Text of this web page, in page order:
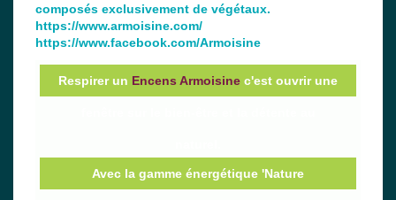
composés exclusivement de végétaux.
https://www.armoisine.com/
https://www.facebook.com/Armoisine
Respirer un Encens Armoisine c'est ouvrir une
Avec la gamme énergétique 'Nature